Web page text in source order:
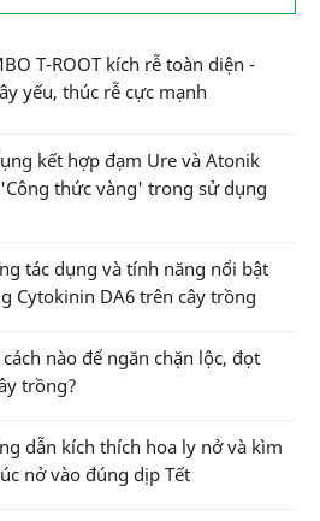
T-ROOT kích rễ toàn diện -
yếu, thúc rễ cực mạnh
kết hợp đạm Ure và Atonik
thức vàng' trong sử dụng
tác dụng và tính năng nổi bật
Cytokinin DA6 trên cây trồng
cách nào để ngăn chặn lộc, đọt
trồng?
dẫn kích thích hoa ly nở và kìm
nở vào đúng dịp Tết